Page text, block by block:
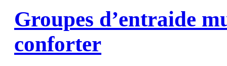
Groupes d’entraide
conforter